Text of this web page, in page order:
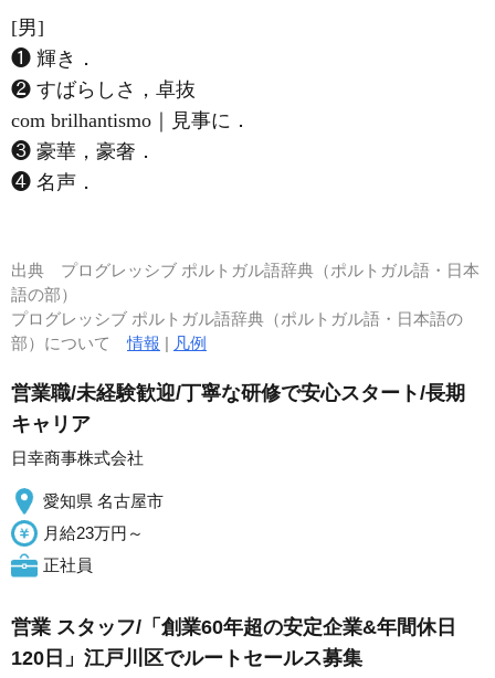
[男]
❶ 輝き．
❷ すばらしさ，卓抜
com brilhantismo｜見事に．
❸ 豪華，豪奢．
❹ 名声．
出典 プログレッシブ ポルトガル語辞典（ポルトガル語・日本
語の部）
プログレッシブ ポルトガル語辞典（ポルトガル語・日本語の
部）について情報 | 凡例
営業職/未経験歓迎/丁寧な研修で安心スタート/長期
キャリア
日幸商事株式会社
愛知県 名古屋市
月給23万円～
正社員
営業 スタッフ/「創業60年超の安定企業&年間休日
120日」江戸川区でルートセールス募集